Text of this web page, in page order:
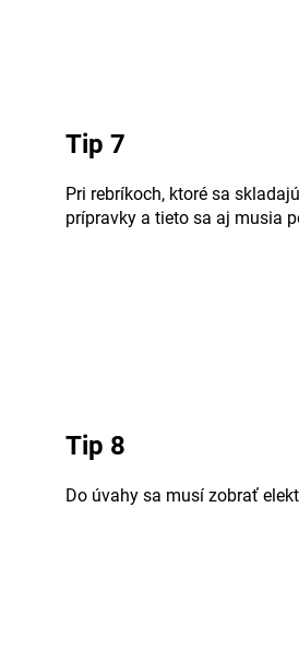
Tip 7
Pri rebríkoch, ktoré sa
prípravky a tieto sa aj musia
Tip 8
Do úvahy sa musí zobrať